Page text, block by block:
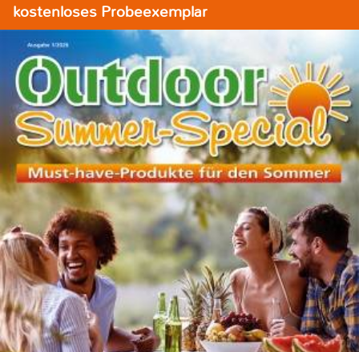
kostenloses Probeexemplar